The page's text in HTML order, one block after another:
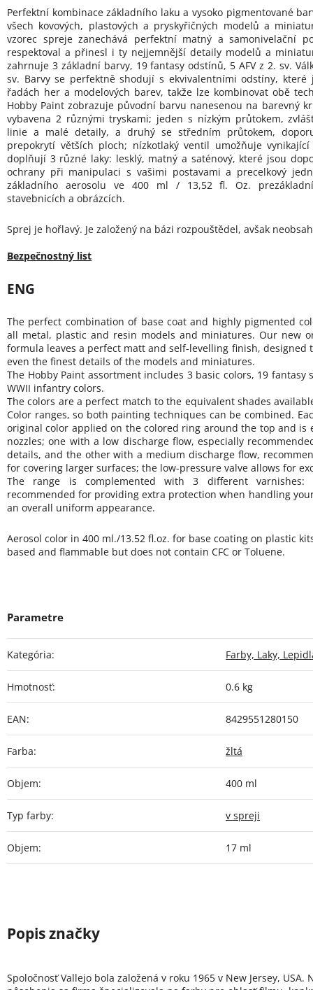
Perfektní kombinace základního laku a vysoko pigmentované
všech kovových, plastových a pryskyřičných modelů a
vzorec spreje zanechává perfektní matný a samonivelační
respektoval a přinesl i ty nejjemnější detaily modelů a
zahrnuje 3 základní barvy, 19 fantasy odstínů, 5 AFV z 2. sv.
sv. Barvy se perfektně shodují s ekvivalentními odstíny,
řadách her a modelových barev, takže lze kombinovat obě
Hobby Paint zobrazuje původní barvu nanesenou na barevný
vybavena 2 různými tryskami; jeden s nízkým průtokem,
linie a malé detaily, a druhý se středním průtokem,
prepokrytí větších ploch; nízkotlaký ventil umožňuje
doplňují 3 různé laky: lesklý, matný a saténový, které jsou
ochrany při manipulaci s vašimi postavami a precelkový
základního aerosolu ve 400 ml / 13,52 fl. Oz.
stavebnicích a obrázcích.
Sprej je hořlavý. Je založený na bázi rozpouštědel, avšak
Bezpečnostný list
ENG
The perfect combination of base coat and highly pigmented
all metal, plastic and resin models and miniatures. Our new
formula leaves a perfect matt and self-levelling finish, designed
even the finest details of the models and miniatures.
The Hobby Paint assortment includes 3 basic colors, 19 fantasy
WWII infantry colors.
The colors are a perfect match to the equivalent shades
Color ranges, so both painting techniques can be combined.
original color applied on the colored ring around the top and
nozzles; one with a low discharge flow, especially
details, and the other with a medium discharge flow,
for covering larger surfaces; the low-pressure valve allows for
The range is complemented with 3 different
recommended for providing extra protection when handling
an overall uniform appearance.
Aerosol color in 400 ml./13.52 fl.oz. for base coating on plastic
based and flammable but does not contain CFC or Toluene.
Kategória: Farby, Laky,
Hmotnosť: 0.6 kg
EAN: 8429551280150
Farba: žltá
Objem: 400 ml
Typ farby: v spreji
Objem: 17 ml
Spoločnosť Vallejo bola založená v roku 1965 v New Jersey, USA.